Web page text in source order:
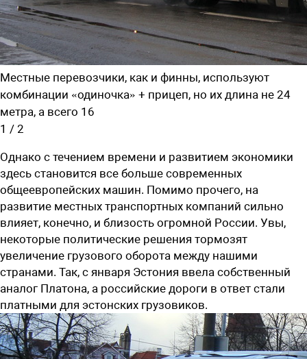
Местные перевозчики, как и финны, используют
комбинации «одиночка» + прицеп, но их длина не 24
метра, а всего 16
1 / 2
Однако с течением времени и развитием экономики
здесь становится все больше современных
общеевропейских машин. Помимо прочего, на
развитие местных транспортных компаний сильно
влияет, конечно, и близость огромной России. Увы,
некоторые политические решения тормозят
увеличение грузового оборота между нашими
странами. Так, с января Эстония ввела собственный
аналог Платона, а российские дороги в ответ стали
платными для эстонских грузовиков.